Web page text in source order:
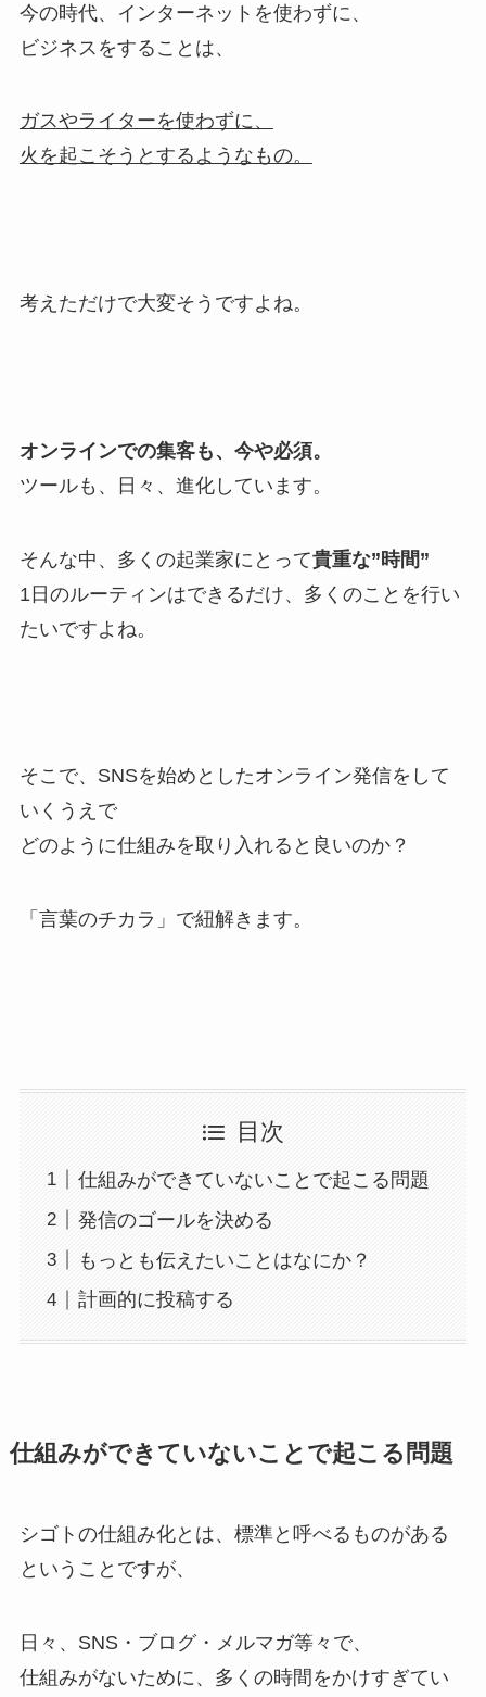
今の時代、インターネットを使わずに、
ビジネスをすることは、
ガスやライターを使わずに、
火を起こそうとするようなもの。
考えただけで大変そうですよね。
オンラインでの集客も、今や必須。
ツールも、日々、進化しています。
そんな中、多くの起業家にとって貴重な”時間”
1日のルーティンはできるだけ、多くのことを行い
たいですよね。
そこで、SNSを始めとしたオンライン発信をして
いくうえで
どのように仕組みを取り入れると良いのか？
「言葉のチカラ」で紐解きます。
目次
仕組みができていないことで起こる問題
発信のゴールを決める
もっとも伝えたいことはなにか？
計画的に投稿する
仕組みができていないことで起こる問題
シゴトの仕組み化とは、標準と呼べるものがある
ということですが、
日々、SNS・ブログ・メルマガ等々で、
仕組みがないために、多くの時間をかけすぎてい